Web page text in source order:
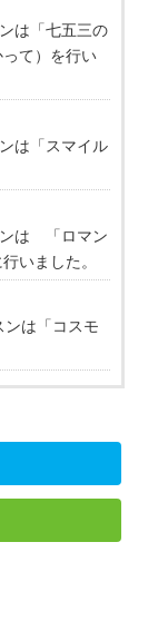
は「七五三の
て）を行い
は「スマイル
ンは 「ロマン
いました。
ンは「コスモ